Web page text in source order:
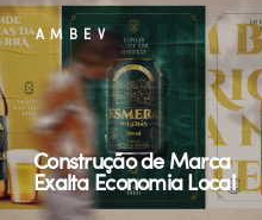
AMBEV
Construção de Marca
Exalta Economia Local